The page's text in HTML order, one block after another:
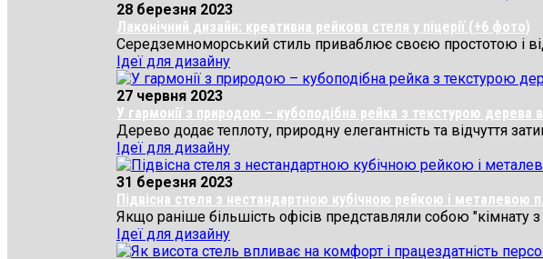
28 березня 2023
Лаконічний дизайн: креативна рейкова стеля у піцерії (+6 фото)
Середземноморський стиль приваблює своєю простотою і
Ідеї для дизайну
27 червня 2023
У гармонії з природою – кубоподібна рейка з текстурою дерева в
Дерево додає теплоту, природну елегантність та відчуття
Ідеї для дизайну
31 березня 2023
Підвісна стеля з нестандартною кубічною рейкою і металевою
Якщо раніше більшість офісів представляли собою "кімнату
Ідеї для дизайну